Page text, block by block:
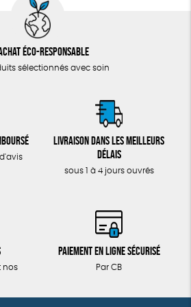
éco-responsable
sélectionnés avec soin
Livraison dans les meilleurs
délais
sous 1 à 4 jours ouvrés
nos
Paiement en ligne sécurisé
Par CB